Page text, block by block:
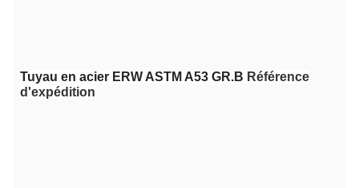
Tuyau en acier ERW ASTM A53 GR.B Référence
d'expédition